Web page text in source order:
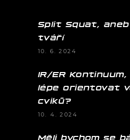
Split Squat,
tváří
10. 6. 2024
IR/ER
lépe orientovat
cviků?
10. 4. 2024
Měli bychom se